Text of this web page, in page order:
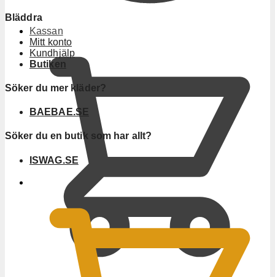
Kassan
Bläddra
Mitt konto
Kundhjälp
Butiken
Söker du mer kläder?
BAEBAE.SE
Söker du en butik som har allt?
ISWAG.SE